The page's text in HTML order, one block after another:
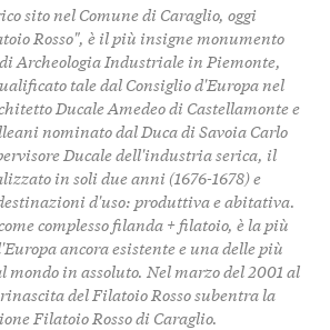
sito nel Comune di Caraglio, oggi
Rosso", è il più insigne monumento
Archeologia Industriale in Piemonte,
tale dal Consiglio d'Europa nel
Ducale Amedeo di Castellamonte e
nominato dal Duca di Savoia Carlo
Ducale dell'industria serica, il
in soli due anni (1676-1678) e
d'uso: produttiva e abitativa.
complesso filanda + filatoio, è la più
ancora esistente e una delle più
in assoluto. Nel marzo del 2001 al
del Filatoio Rosso subentra la
Filatoio Rosso di Caraglio.